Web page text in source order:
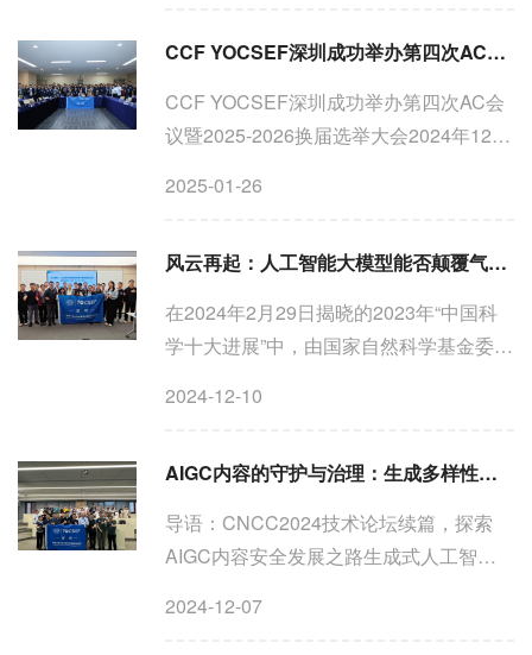
变革。作为前沿技术分...
CCF YOCSEF深圳成功举办第四次AC会议 暨2025-2026换届选举大会
CCF YOCSEF深圳成功举办第四次AC会
议暨2025-2026换届选举大会2024年12月
委员会第四次会议暨2025-2026年AC委员
服务中心T2国际会议厅举行。出席...
2025-01-26
风云再起：人工智能大模型能否颠覆气象预报的未来?
在2024年2月29日揭晓的2023年“中国科
学十大进展”中，由国家自然科学基金委提
模型为精准天气预报带来新突破”。2023
大模型的论文，首次...
2024-12-10
AIGC内容的守护与治理：生成多样性与可控性论坛在深举办
导语：CNCC2024技术论坛续篇，探索
AIGC内容安全发展之路生成式人工智能
到内容生产，极大地丰富了数字媒体生
2024-12-07